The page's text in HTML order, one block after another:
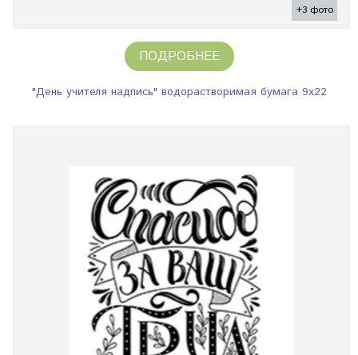
+3 фото
ПОДРОБНЕЕ
"День учителя надпись" водорастворимая бумага 9х22